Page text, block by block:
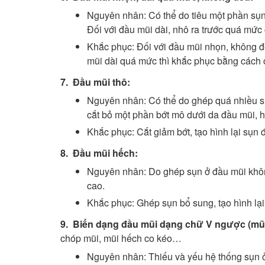
Nguyên nhân: Có thể do tiêu một phần
Đối với đầu mũi dài, nhô ra trước quá
Khắc phục: Đối với đầu mũi nhọn, không
mũi dài quá mức thì khắc phục bằng cách
7. Đầu mũi thô:
Nguyên nhân: Có thể do ghép quá nhiều
cắt bỏ một phần bớt mô dưới da đầu mũi,
Khắc phục: Cắt giảm bớt, tạo hình lại sụn
8. Đầu mũi hếch:
Nguyên nhân: Do ghép sụn ở đầu mũi
cao.
Khắc phục: Ghép sụn bổ sung, tạo hình
9. Biến dạng đầu mũi dạng chữ V ngược
chóp mũi, mũi hếch co kéo…
Nguyên nhân: Thiếu và yếu hệ thống